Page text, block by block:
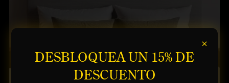
×
DESBLOQUEA UN 15% DE
DESCUENTO